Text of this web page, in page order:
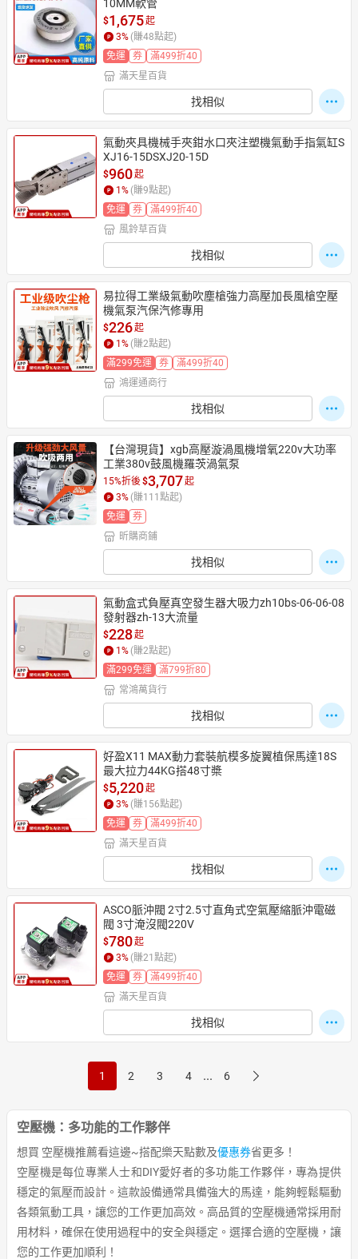
10MM軟管
$1,675起
3% (賺48點起)
免運
券
滿499折40
滿天星百貨
找相似
氣動夾具機械手夾鉗水口夾注塑機氣動手指氣缸S
XJ16-15DSXJ20-15D
$960起
1 % (賺9點起)
免運
券
滿499折40
風鈴草百貨
找相似
易拉得工業級氣動吹塵槍強力高壓加長風槍空壓
機氣泵汽保汽修專用
$226起
1 % (賺2點起)
滿299免運
券
滿499折40
鴻運通商行
找相似
【台灣現貨】xgb高壓漩渦風機增氧220v大功率
工業380v鼓風機羅茨渦氣泵
15%折後$3,707起
3% (賺111 點起)
免運
券
昕購商鋪
找相似
氣動盒式負壓真空發生器大吸力zh10bs-06-06-08
發射器zh-13大流量
$228起
1 % (賺2點起)
滿299免運
滿799折80
常鴻萬貨行
找相似
好盈X11 MAX動力套裝航模多旋翼植保馬達18S
最大拉力44KG搭48寸槳
$5,220起
3% (賺156點起)
免運
券
滿499折40
滿天星百貨
找相似
ASCO脈沖閥 2寸2.5寸直角式空氣壓縮脈沖電磁
閥 3寸淹沒閥220V
$780起
3% (賺21 點起)
免運
券
滿499折40
滿天星百貨
找相似
1 2 3 4 ... 6
空壓機：多功能的工作夥伴
想買 空壓機推薦看這邊~搭配樂天點數及優惠券省更多！
空壓機是每位專業人士和DIY愛好者的多功能工作夥伴，專為提供
穩定的氣壓而設計。這款設備通常具備強大的馬達，能夠輕鬆驅動
各類氣動工具，讓您的工作更加高效。高品質的空壓機通常採用耐
用材料，確保在使用過程中的安全與穩定。選擇合適的空壓機，讓
您的工作更加順利！